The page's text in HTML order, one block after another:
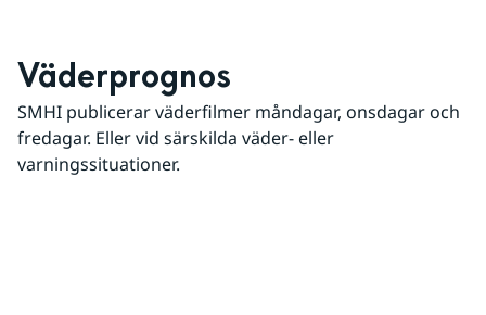
Väderprognos
SMHI publicerar väderfilmer måndagar, onsdagar och
fredagar. Eller vid särskilda väder- eller
varningssituationer.